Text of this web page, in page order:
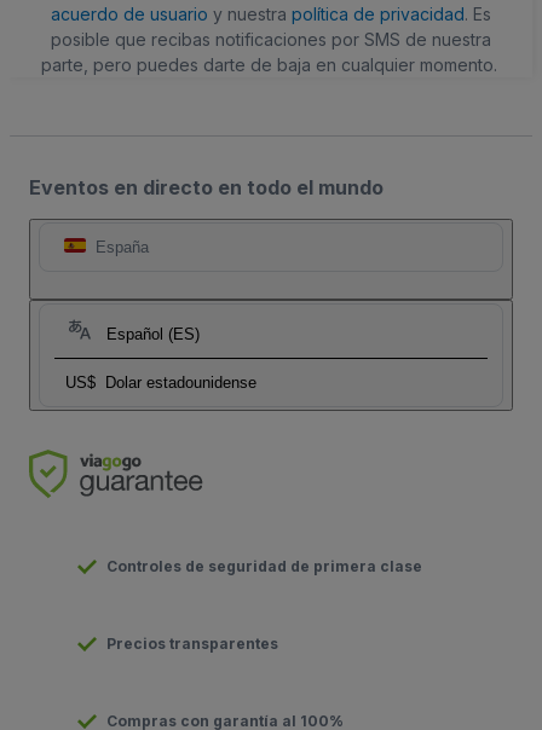
acuerdo de usuario y nuestra política de privacidad. Es
posible que recibas notificaciones por SMS de nuestra
parte, pero puedes darte de baja en cualquier momento.
Eventos en directo en todo el mundo
España
Español (ES)
US$ Dolar estadounidense
Controles de seguridad de primera clase
Precios transparentes
Compras con garantía al 100%